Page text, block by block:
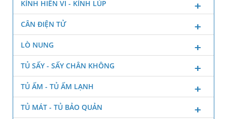
KÍNH HIỂN VI - KÍNH LÚP
CÂN ĐIỆN TỬ
LÒ NUNG
TỦ SẤY - SẤY CHÂN KHÔNG
TỦ ẤM - TỦ ẤM LẠNH
TỦ MÁT - TỦ BẢO QUẢN